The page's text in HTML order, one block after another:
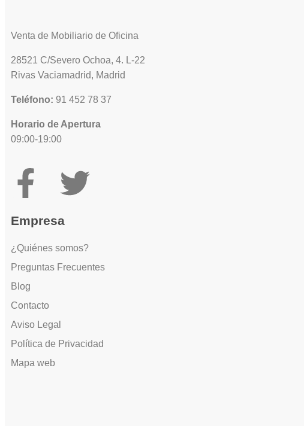
Venta de Mobiliario de Oficina
28521 C/Severo Ochoa, 4. L-22
Rivas Vaciamadrid, Madrid
Teléfono: 91 452 78 37
Horario de Apertura
09:00-19:00
Empresa
¿Quiénes somos?
Preguntas Frecuentes
Blog
Contacto
Aviso Legal
Política de Privacidad
Mapa web